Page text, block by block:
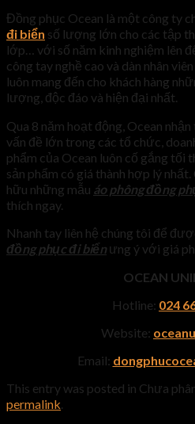
Đồng phục Ocean là một công ty
đi biển số lượng lớn cho các tập
lớp… với số năm kinh nghiệm lên
công tay nghề cao và dàn nhân
luôn mang đến cho khách hàng
lượng, độc đáo và hiện đại nhất.
Qua 8 năm hoạt động, Ocean
vấn đề lớn trong các tổ chức,
phẩm của Ocean luôn cố gắng tối
sản phẩm có giá thành hợp lý
hữu những mẫu áo phông đồng
thích ngay.
Nhanh tay liên hệ chúng tôi để
đồng phục đi biển ưng ý với giá
OCEAN
Hotline: 024
Website:
Email:
This entry was posted in Chưa
permalink.